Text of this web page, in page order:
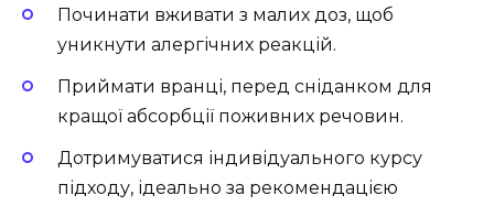
Починати вживати з малих доз, щоб
уникнути алергічних реакцій.
Приймати вранці, перед сніданком для
кращої абсорбції поживних речовин.
Дотримуватися індивідуального курсу
підходу, ідеально за рекомендацією